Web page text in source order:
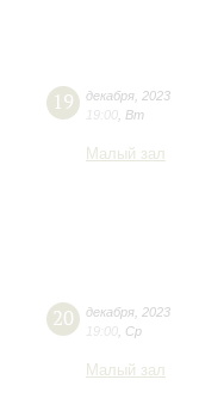
19 декабря 2023
19:00 Вт
Малый зал
20 декабря 2023
19:00 Ср
Малый зал